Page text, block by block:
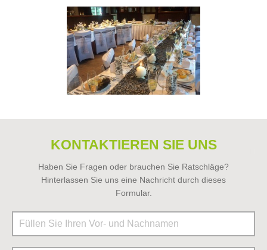
KONTAKTIEREN SIE UNS
Haben Sie Fragen oder brauchen Sie Ratschläge?
Hinterlassen Sie uns eine Nachricht durch dieses
Formular.